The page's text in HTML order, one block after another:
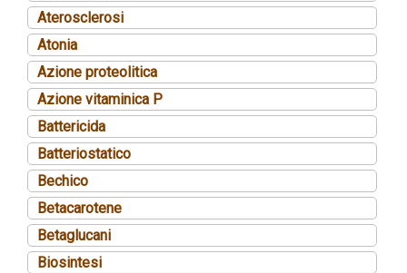
Aterosclerosi
Atonia
Azione proteolitica
Azione vitaminica P
Battericida
Batteriostatico
Bechico
Betacarotene
Betaglucani
Biosintesi